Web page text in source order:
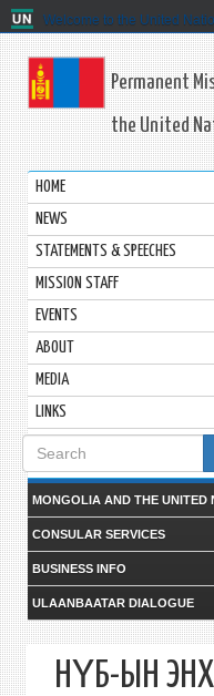
Welcome to the United
Permanent
the United
HOME
NEWS
STATEMENTS & SPEECHES
MISSION STAFF
EVENTS
ABOUT
MEDIA
LINKS
Search
form
MONGOLIA AND THE UNITED
CONSULAR SERVICES
BUSINESS INFO
ULAANBAATAR DIALOGUE
НҮБ-ЫН